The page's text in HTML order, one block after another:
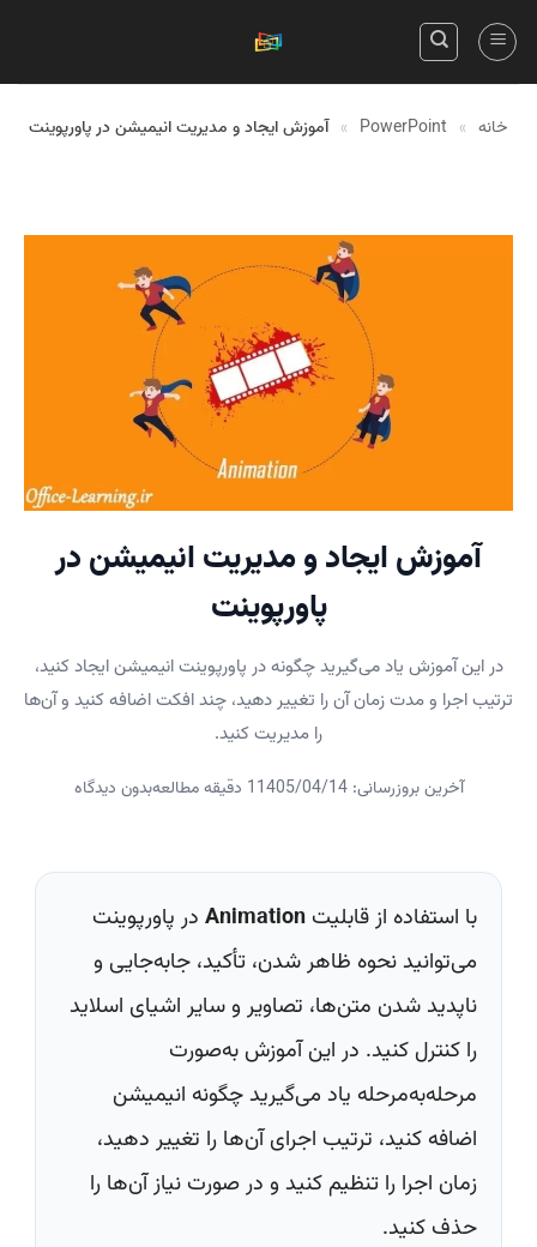
Skip
خانه »
PowerPoint
» آموزش ایجاد و مدیریت انیمیشن در پاورپوینت
آموزش ایجاد و مدیریت انیمیشن در
پاورپوینت
در این آموزش یاد می‌گیرید چگونه در پاورپوینت انیمیشن ایجاد کنید،
ترتیب اجرا و مدت زمان آن را تغییر دهید، چند افکت اضافه کنید و آن‌ها
را مدیریت کنید.
آخرین بروزرسانی: 1405/04/14 1 دقیقه مطالعه بدون دیدگاه
با استفاده از قابلیت Animation در پاورپوینت
می‌توانید نحوه ظاهر شدن، تأکید، جابه‌جایی و
ناپدید شدن متن‌ها، تصاویر و سایر اشیای اسلاید
را کنترل کنید. در این آموزش به‌صورت
مرحله‌به‌مرحله یاد می‌گیرید چگونه انیمیشن
اضافه کنید، ترتیب اجرای آن‌ها را تغییر دهید،
زمان اجرا را تنظیم کنید و در صورت نیاز آن‌ها را
حذف کنید.